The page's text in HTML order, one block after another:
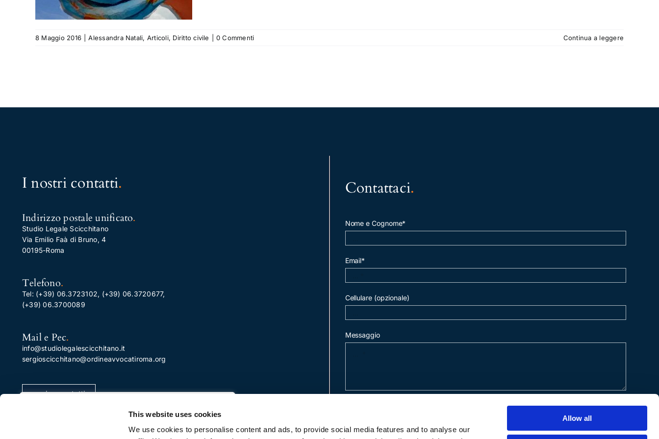
This website uses cookies
We use cookies to personalise content and ads, to provide social media features and to analyse our
Allow all
Utilizziamo i cookie per migliorare la tua esperienza di
navigazione, pubblicare annunci o contenuti
8 Maggio 2016 Alessandra Natali, Articoli, Diritto civile 0 Commenti Continua a leggere
I nostri contatti.
Indirizzo postale unificato.
Studio Legale Scicchitano
Via Emilio Faà di Bruno, 4
00195-Roma
Telefono.
Tel: (+39) 06.3723102, (+39) 06.3720677,
(+39) 06.3700089
Mail e Pec.
info@studiolegalescicchitano.it
sergioscicchitano@ordineavvocatiroma.org
pagina contatti
Contattaci.
Nome e Cognome*
Email*
Cellulare (opzionale)
Messaggio